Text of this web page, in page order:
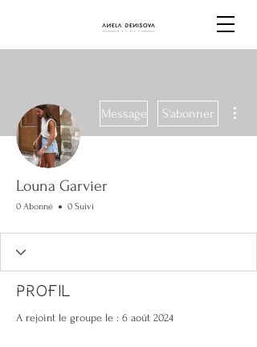
Message S'abonner
Louna Garvier
0 Abonné 0 Suivi
Profil
A rejoint le groupe le : 6 août 2024